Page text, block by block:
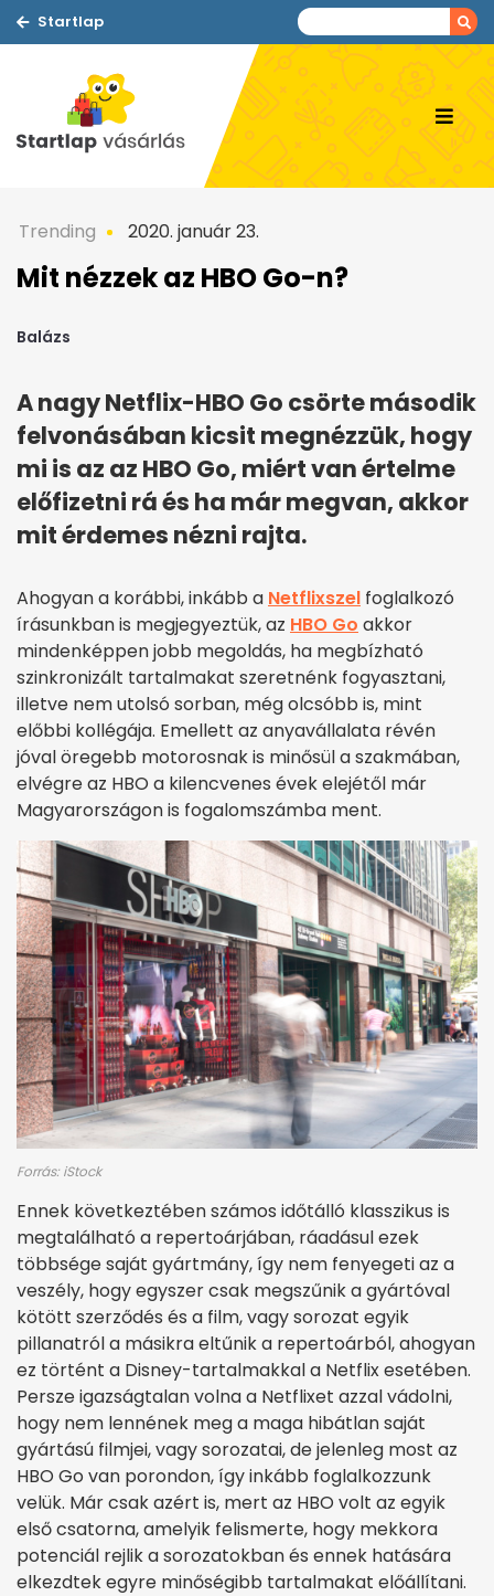
Startlap
Trending 2020. január 23.
Mit nézzek az HBO Go-n?
Balázs
A nagy Netflix-HBO Go csörte második
felvonásában kicsit megnézzük, hogy
mi is az az HBO Go, miért van értelme
előfizetni rá és ha már megvan, akkor
mit érdemes nézni rajta.
Ahogyan a korábbi, inkább a Netflixszel foglalkozó
írásunkban is megjegyeztük, az HBO Go akkor
mindenképpen jobb megoldás, ha megbízható
szinkronizált tartalmakat szeretnénk fogyasztani,
illetve nem utolsó sorban, még olcsóbb is, mint
előbbi kollégája. Emellett az anyavállalata révén
jóval öregebb motorosnak is minősül a szakmában,
elvégre az HBO a kilencvenes évek elejétől már
Magyarországon is fogalomszámba ment.
Forrás: iStock
Ennek következtében számos időtálló klasszikus is
megtalálható a repertoárjában, ráadásul ezek
többsége saját gyártmány, így nem fenyegeti az a
veszély, hogy egyszer csak megszűnik a gyártóval
kötött szerződés és a film, vagy sorozat egyik
pillanatról a másikra eltűnik a repertoárból, ahogyan
ez történt a Disney-tartalmakkal a Netflix esetében.
Persze igazságtalan volna a Netflixet azzal vádolni,
hogy nem lennének meg a maga hibátlan saját
gyártású filmjei, vagy sorozatai, de jelenleg most az
HBO Go van porondon, így inkább foglalkozzunk
velük. Már csak azért is, mert az HBO volt az egyik
első csatorna, amelyik felismerte, hogy mekkora
potenciál rejlik a sorozatokban és ennek hatására
elkezdtek egyre minőségibb tartalmakat előállítani.